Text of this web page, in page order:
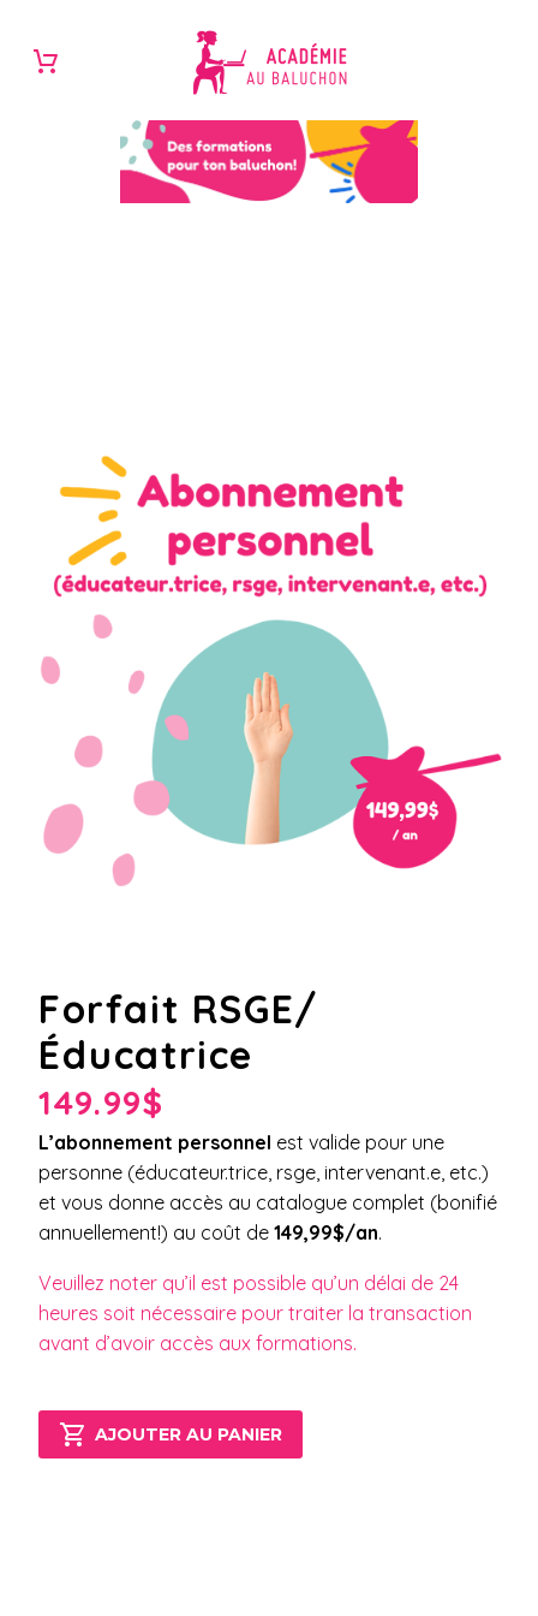
Forfait RSGE/
Éducatrice
149.99$
L’abonnement personnel est valide pour une
personne (éducateur.trice, rsge, intervenant.e, etc.)
et vous donne accès au catalogue complet (bonifié
annuellement!) au coût de 149,99$/an.
Veuillez noter qu’il est possible qu’un délai de 24
heures soit nécessaire pour traiter la transaction
avant d’avoir accès aux formations.
 AJOUTER AU PANIER